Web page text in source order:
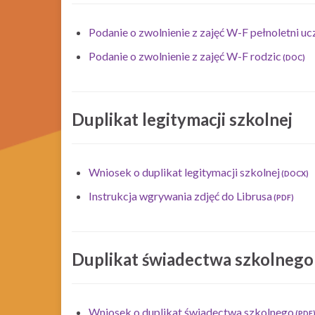
Podanie o zwolnienie z zajęć W-F pełnoletni
Podanie o zwolnienie z zajęć W-F rodzic
Duplikat legitymacji szkolnej
Wniosek o duplikat legitymacji szkolnej
Instrukcja wgrywania zdjęć do Librusa
Duplikat świadectwa szkolnego
Wniosek o duplikat świadectwa szkolnego